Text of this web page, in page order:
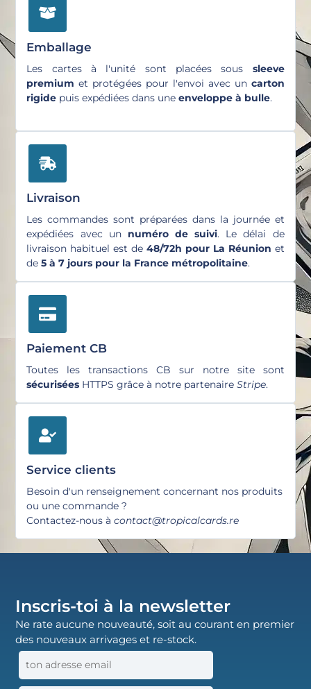
Emballage
Les cartes à l'unité sont placées sous sleeve
premium et protégées pour l'envoi avec un carton
rigide puis expédiées dans uneenveloppe à bulle.
Livraison
Les commandes sont préparées dans la journée et
expédiées avec un numéro de suivi. Le délai de
livraison habituel est de 48/72h pour La Réunion et
de5 à 7 jours pour la France métropolitaine.
Paiement CB
Toutes les transactions CB sur notre site sont
sécurisées HTTPS grâce à notre partenaireStripe.
Service clients
Besoin d'un renseignement concernant nos produits
ou une commande ?
Contactez-nous àcontact@tropicalcards.re
Inscris-toi à la newsletter
Ne rate aucune nouveauté, soit au courant en premier
des nouveaux arrivages et re-stock.